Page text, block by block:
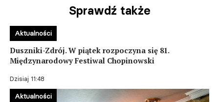
Sprawdź także
Duszniki-Zdrój. W piątek rozpoczyna się 81.
Międzynarodowy Festiwal Chopinowski
Dzisiaj 11:48
Aktualności
Aktualności